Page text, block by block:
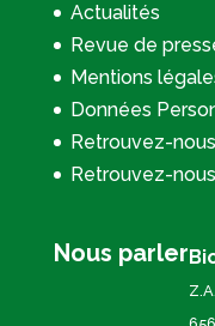
Actualités
Revue de
Mentions
Données
Retrouvez-
Retrouvez-
Nous parler